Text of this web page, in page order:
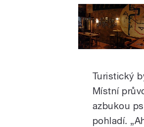
Turistický
Místní
azbukou
pohladí.